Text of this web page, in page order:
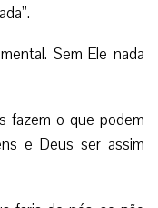
Sem Ele nada
fazem o que podem
e Deus ser assim